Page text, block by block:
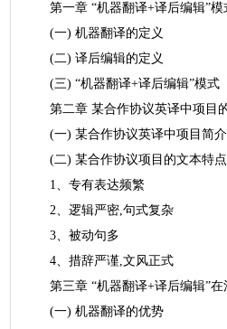
第一章 “机器翻译+译后编辑”模
(一) 机器翻译的定义
(二) 译后编辑的定义
(三) “机器翻译+译后编辑”模式
第二章 某合作协议英译中项目
(一) 某合作协议英译中项目简介
(二) 某合作协议项目的文本特点
1、专有表达频繁
2、逻辑严密,句式复杂
3、被动句多
4、措辞严谨,文风正式
第三章 “机器翻译+译后编辑”在
(一) 机器翻译的优势